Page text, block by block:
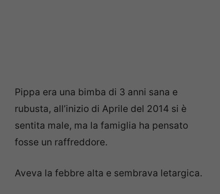
Pippa era una bimba di 3 anni sana e
rubusta, all’inizio di Aprile del 2014 si è
sentita male, ma la famiglia ha pensato
fosse un raffreddore.
Aveva la febbre alta e sembrava letargica.